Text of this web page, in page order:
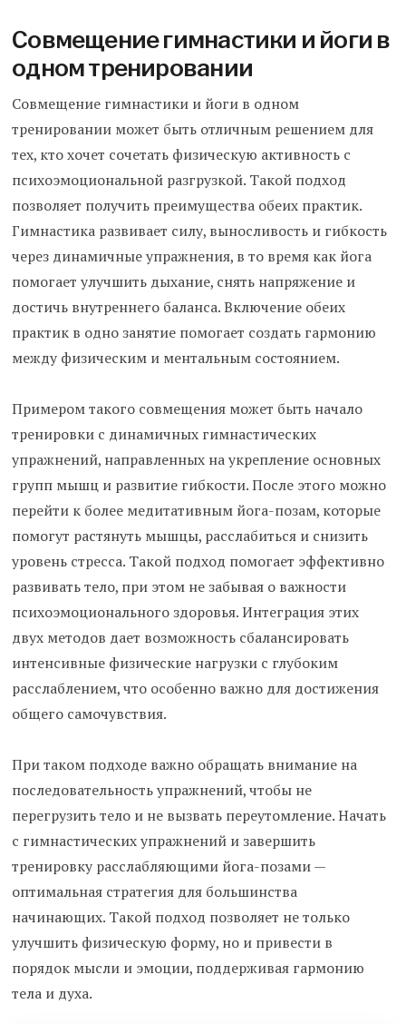
Совмещение гимнастики и йоги в
одном тренировании
Совмещение гимнастики и йоги в одном
тренировании может быть отличным решением для
тех, кто хочет сочетать физическую активность с
психоэмоциональной разгрузкой. Такой подход
позволяет получить преимущества обеих практик.
Гимнастика развивает силу, выносливость и гибкость
через динамичные упражнения, в то время как йога
помогает улучшить дыхание, снять напряжение и
достичь внутреннего баланса. Включение обеих
практик в одно занятие помогает создать гармонию
между физическим и ментальным состоянием.
Примером такого совмещения может быть начало
тренировки с динамичных гимнастических
упражнений, направленных на укрепление основных
групп мышц и развитие гибкости. После этого можно
перейти к более медитативным йога-позам, которые
помогут растянуть мышцы, расслабиться и снизить
уровень стресса. Такой подход помогает эффективно
развивать тело, при этом не забывая о важности
психоэмоционального здоровья. Интеграция этих
двух методов дает возможность сбалансировать
интенсивные физические нагрузки с глубоким
расслаблением, что особенно важно для достижения
общего самочувствия.
При таком подходе важно обращать внимание на
последовательность упражнений, чтобы не
перегрузить тело и не вызвать переутомление. Начать
с гимнастических упражнений и завершить
тренировку расслабляющими йога-позами —
оптимальная стратегия для большинства
начинающих. Такой подход позволяет не только
улучшить физическую форму, но и привести в
порядок мысли и эмоции, поддерживая гармонию
тела и духа.